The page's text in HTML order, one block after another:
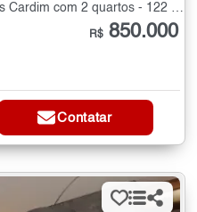
Sobrado à Venda na Vila Gomes Cardim com 2 quartos - 122 m²
R$ 850.000
Contatar